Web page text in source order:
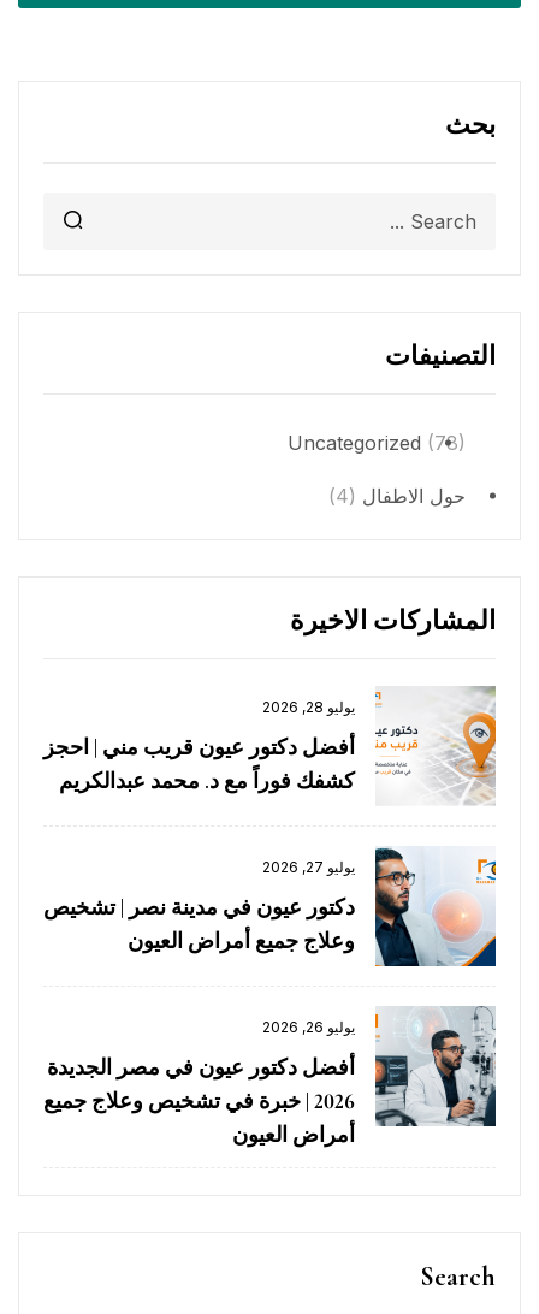
بحث
التصنيفات
Uncategorized (78)
حول الاطفال (4)
المشاركات الاخيرة
يوليو 28, 2026
أفضل دكتور عيون قريب مني | احجز
كشفك فوراً مع د. محمد عبدالكريم
يوليو 27, 2026
دكتور عيون في مدينة نصر | تشخيص
وعلاج جميع أمراض العيون
يوليو 26, 2026
أفضل دكتور عيون في مصر الجديدة
2026 | خبرة في تشخيص وعلاج جميع
أمراض العيون
Search